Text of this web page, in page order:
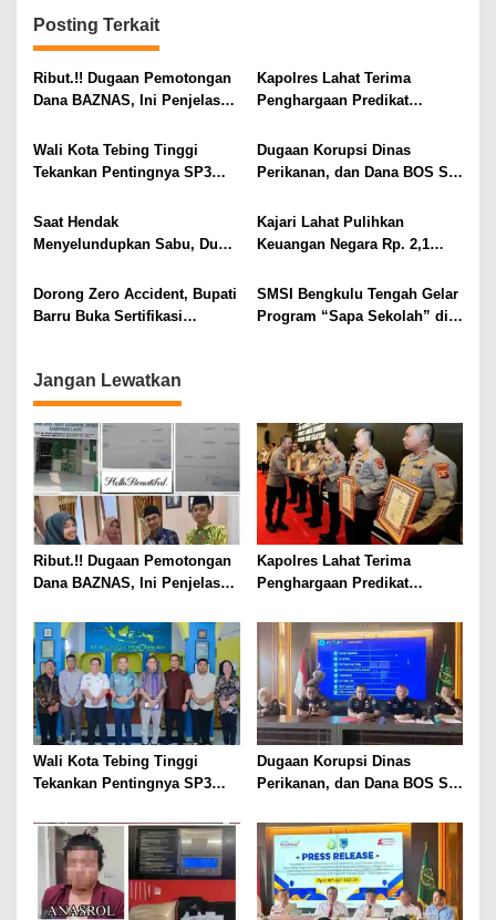
g
a
s
i
p
o
Posting Terkait
Ribut.!! Dugaan Pemotongan
Dana BAZNAS, Ini Penjelasan
Kapolres Lahat Terima
Penghargaan Predikat
Sumsel Tahun 2026
Wali Kota Tebing Tinggi
Tekankan Pentingnya SP3
Dugaan Korupsi Dinas
Perikanan, dan Dana BOS SD
Terus Dipertajam Kajari Lahat
Saat Hendak
Menyelundupkan Sabu, Dua
Kajari Lahat Pulihkan
Keuangan Negara Rp. 2,1
Dorong Zero Accident, Bupati
Barru Buka Sertifikasi
SMSI Bengkulu Tengah Gelar
Program “Sapa Sekolah” di
Jangan Lewatkan
Ribut.!! Dugaan Pemotongan
Dana BAZNAS, Ini Penjelasan
Kapolres Lahat Terima
Penghargaan Predikat
Sumsel Tahun 2026
Wali Kota Tebing Tinggi
Tekankan Pentingnya SP3
Dugaan Korupsi Dinas
Perikanan, dan Dana BOS SD
Terus Dipertajam Kajari Lahat